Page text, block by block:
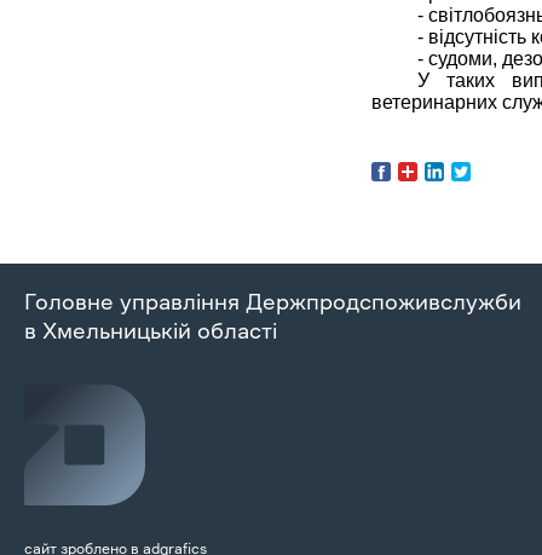
-
-
- судоми,
У таких
ветеринарних
Головне управління Держпродспоживслужби
в Хмельницькій області
сайт зроблено в adgrafics